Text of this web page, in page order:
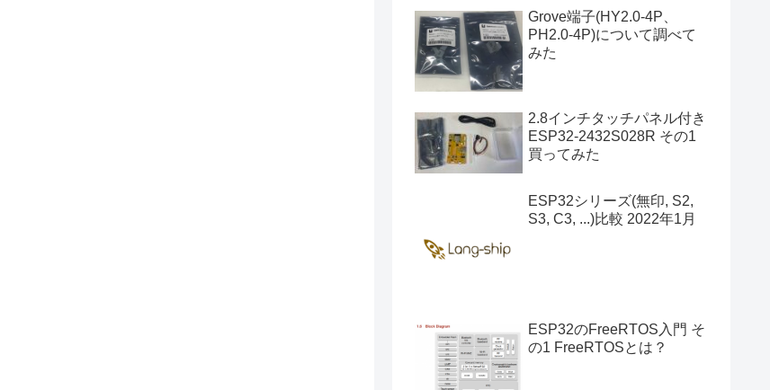
Grove端子(HY2.0-4P、
PH2.0-4P)について調べて
みた
2.8インチタッチパネル付き
ESP32-2432S028R その1
買ってみた
ESP32シリーズ(無印, S2,
S3, C3, ...)比較 2022年1月
ESP32のFreeRTOS入門 そ
の1 FreeRTOSとは？